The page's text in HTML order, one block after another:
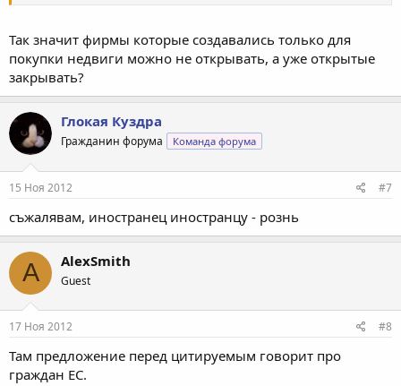
Так значит фирмы которые создавались только для
покупки недвиги можно не открывать, а уже открытые
закрывать?
Глокая Куздра
Гражданин форума Команда форума
15 Ноя 2012 #7
съжалявам, иностранец иностранцу - рознь
A AlexSmith
Guest
17 Ноя 2012 #8
Там предложение перед цитируемым говорит про
граждан ЕС.